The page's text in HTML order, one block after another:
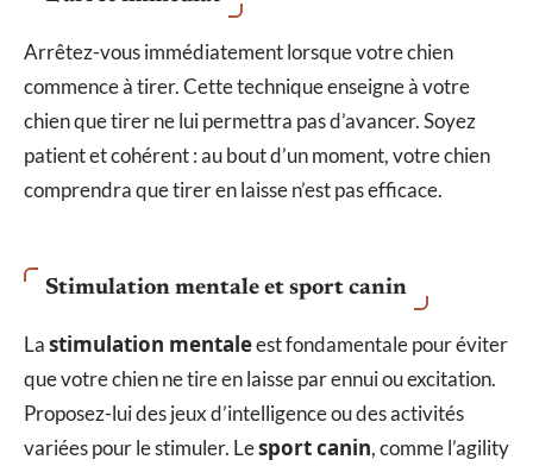
Arrêtez-vous immédiatement lorsque votre chien
commence à tirer. Cette technique enseigne à votre
chien que tirer ne lui permettra pas d’avancer. Soyez
patient et cohérent : au bout d’un moment, votre chien
comprendra que tirer en laisse n’est pas efficace.
Stimulation mentale et sport canin
Lastimulation mentaleest fondamentale pour éviter
que votre chien ne tire en laisse par ennui ou excitation.
Proposez-lui des jeux d’intelligence ou des activités
variées pour le stimuler. Lesport canin, comme l’agility